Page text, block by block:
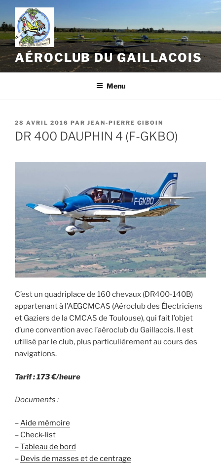
Aller
contenu
principal
AÉROCLUB DU GAILLACOIS
Menu
PUBLIÉ
LE
28 AVRIL 2016 PAR JEAN-PIERRE GIBOIN
DR 400 DAUPHIN 4 (F-GKBO)
C’est un quadriplace de 160 chevaux (DR400-140B)
appartenant à l’AEGCMCAS (Aéroclub des Électriciens
et Gaziers de la CMCAS de Toulouse), qui fait l’objet
d’une convention avec l’aéroclub du Gaillacois. Il est
utilisé par le club, plus particulièrement au cours des
navigations.
Tarif : 173 €/heure
Documents :
–Aide mémoire
– Check-list
–Tableau de bord
– Devis de masses et de centrage